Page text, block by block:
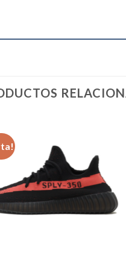
Añadir
a la
lista de
deseos